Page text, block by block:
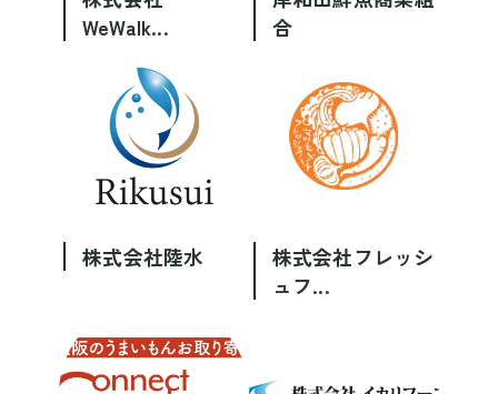
WeWalk...
合
株式会社陸水
株式会社フレッシ
ュフ...